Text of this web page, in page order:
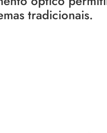
tradicionais.